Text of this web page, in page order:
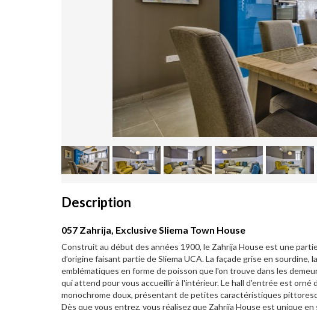
Description
057 Zahrija, Exclusive Sliema Town House
Construit au début des années 1900, le Zahrija House est une
d’origine faisant partie de Sliema UCA. La façade grise en
emblématiques en forme de poisson que l'on trouve dans les
qui attend pour vous accueillir à l'intérieur. Le hall d'entrée est orné
monochrome doux, présentant de petites caractéristiques
Dès que vous entrez, vous réalisez que Zahrija House est unique